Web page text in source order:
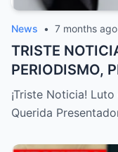
News • 7 months ago
TRISTE
PERIODISMO,
¡Triste Noticia!
Querida